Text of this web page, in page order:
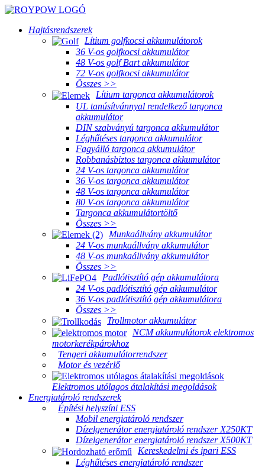
Hajtásrendszerek
Lítium golfkocsi akkumulátorok
36 V-os golfkocsi akkumulátor
48 V-os golf Bart akkumulátor
72 V-os golfkocsi akkumulátor
Összes >>
Lítium targonca akkumulátorok
UL tanúsítvánnyal rendelkező targonca
akkumulátor
DIN szabványú targonca akkumulátor
Léghűtéses targonca akkumulátor
Fagyálló targonca akkumulátor
Robbanásbiztos targonca akkumulátor
24 V-os targonca akkumulátor
36 V-os targonca akkumulátor
48 V-os targonca akkumulátor
80 V-os targonca akkumulátor
Targonca akkumulátortöltő
Összes >>
Munkaállvány akkumulátor
24 V-os munkaállvány akkumulátor
48 V-os munkaállvány akkumulátor
Összes >>
Padlótisztító gép akkumulátora
24 V-os padlótisztító gép akkumulátor
36 V-os padlótisztító gép akkumulátora
Összes >>
Trollmotor akkumulátor
NCM akkumulátorok elektromos
motorkerékpárokhoz
Tengeri akkumulátorrendszer
Motor és vezérlő
Elektromos utólagos átalakítási megoldások
Energiatároló rendszerek
Építési helyszíni ESS
Mobil energiatároló rendszer
Dízelgenerátor energiatároló rendszer X250KT
Dízelgenerátor energiatároló rendszer X500KT
Kereskedelmi és ipari ESS
Léghűtéses energiatároló rendszer